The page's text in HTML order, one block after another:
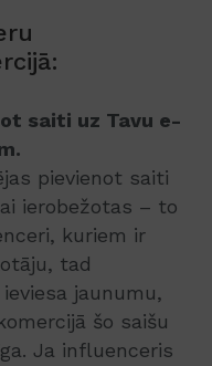
saiti uz Tavu e-
pievienot saiti
ierobežotas – to
kuriem ir
tad
jaunumu,
šo saišu
Ja influenceris